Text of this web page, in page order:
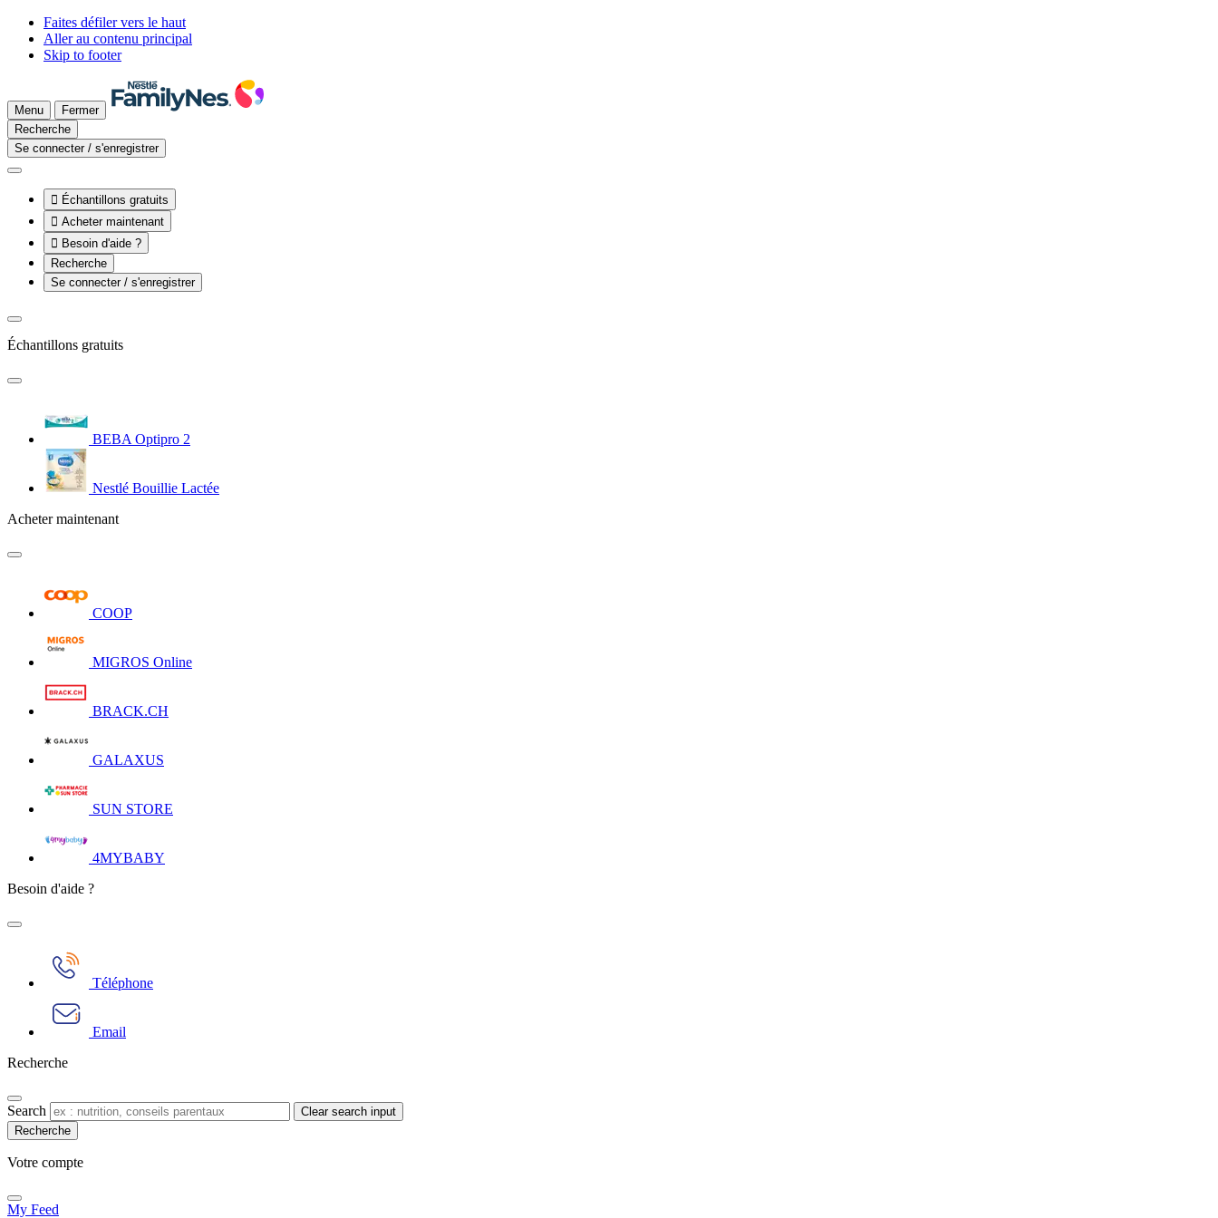
Faites défiler vers le haut
Aller au contenu principal
Skip to footer
Menu
Fermer
Recherche
Se connecter / s'enregistrer
 Échantillons gratuits
 Acheter maintenant
 Besoin d'aide ?
Recherche
Se connecter / s'enregistrer
Échantillons gratuits
BEBA Optipro 2
Nestlé Bouillie Lactée
Acheter maintenant
COOP
MIGROS Online
BRACK.CH
GALAXUS
SUN STORE
4MYBABY
Besoin d'aide ?
Téléphone
Email
Recherche
Search Clear search input
Votre compte​
My Feed